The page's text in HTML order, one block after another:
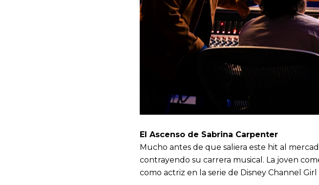
El Ascenso de Sabrina Carpenter
Mucho antes de que saliera este hit al
contrayendo su carrera musical. La joven
como actriz en la serie de Disney Channel